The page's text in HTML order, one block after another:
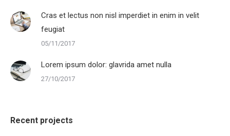
Cras et lectus non nisl imperdiet in enim in velit
feugiat
05/11/2017
Lorem ipsum dolor: glavrida amet nulla
27/10/2017
Recent projects